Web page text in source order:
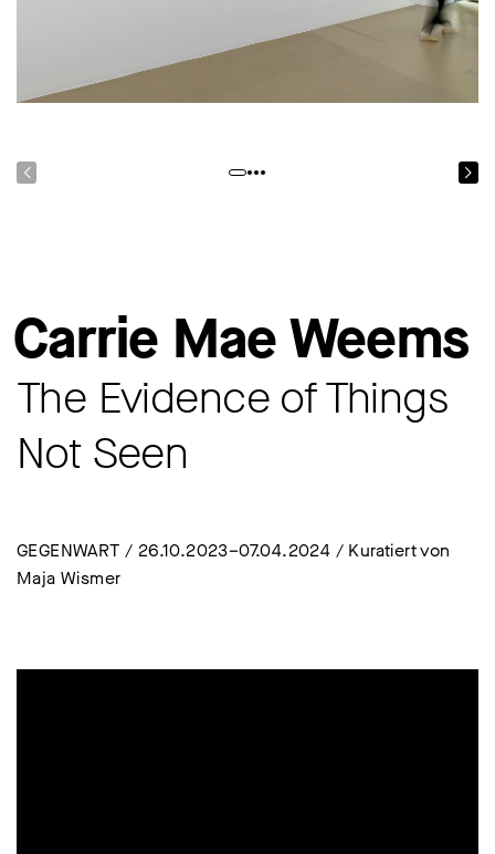
Carrie Mae Weems
The Evidence of Things
Not Seen
GEGENWART / 26.10.2023–07.04.2024 / Kuratiert von
Maja Wismer